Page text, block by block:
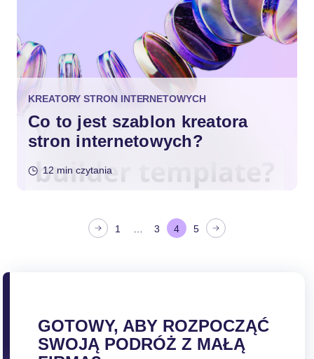
KREATORY STRON INTERNETOWYCH
Co to jest szablon kreatora
stron internetowych?
12 min czytania
1 … 3 4 5
GOTOWY, ABY ROZPOCZĄĆ
SWOJĄ PODRÓŻ Z MAŁĄ